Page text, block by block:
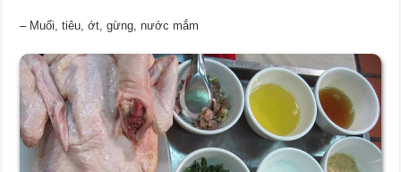
– Muối, tiêu, ớt, gừng, nước mắm